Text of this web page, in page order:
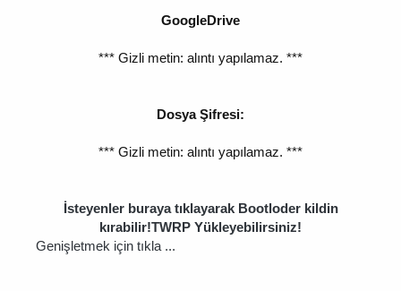
GoogleDrive
*** Gizli metin: alıntı yapılamaz. ***
Dosya Şifresi:
*** Gizli metin: alıntı yapılamaz. ***
İsteyenler buraya tıklayarak Bootloder kildin
kırabilir!TWRP Yükleyebilirsiniz!
Genişletmek için tıkla ...